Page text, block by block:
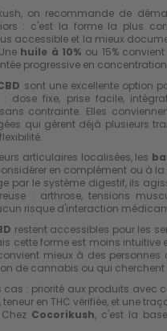
on recommande de
: c'est la forme la plus
accessible et la mieux
huile à 10% ou 15%
progressive en
sont une excellente option
dose fixe, prise facile,
contrainte. Elles
qui gèrent déjà plusieurs
articulaires localisées, les
en complément ou à la
par le système digestif, ils
: arthrose, tensions
risque d'interaction
restent accessibles pour les
cette forme est moins intuitive
mieux à des
de cannabis ou qui cherchent
cas : priorité aux produits avec
en THC vérifiée, et une
Cocorikush, c'est la